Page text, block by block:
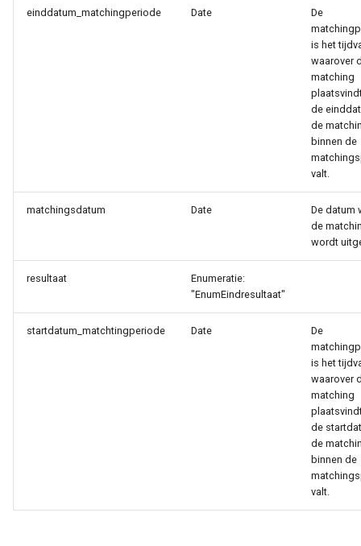
einddatum_matchingperiode Date
De
is het
waarover
matching
de
de
binnen de
valt.
matchingsdatum Date
De datum
de
wordt
resultaat
Enumeratie:
"EnumEindresultaat"
startdatum_matchtingperiode Date
De
is het
waarover
matching
de
de
binnen de
valt.